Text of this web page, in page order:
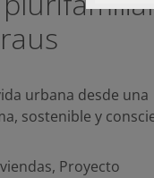
urbana desde una
sostenible y
, Proyecto